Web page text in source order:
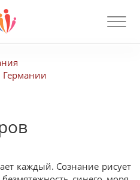
Германии
каждый. Сознание рисует